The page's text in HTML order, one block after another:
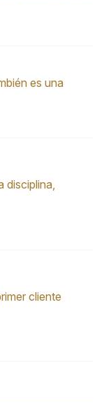
es una
disciplina,
cliente